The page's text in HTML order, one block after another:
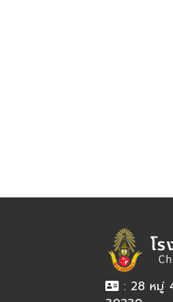
: 28 หมู่